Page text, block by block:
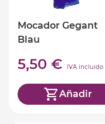
Mocador Gegant
Blau
5,50 € IVA incluido
Añadir